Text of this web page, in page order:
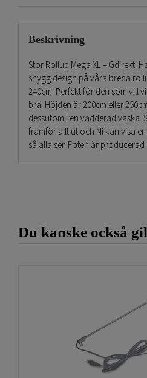
Beskrivning
Stor Rollup Mega XL – Gdirekt!
snygg design på våra breda
240cm! Perfekt för den som vill
bra. Höjden är 200cm eller
dessutom i en vadderad väska.
framför allt ut och Ni kan visa
så alla ser. Foten är
rollupens budskap. Man kan
breda rollups till fotoväggar och
fotografera sig med en
Slutligen, lycka till med Er
Du kanske också